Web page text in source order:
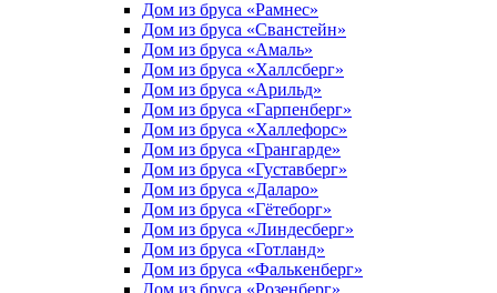
Дом из бруса «Рамнес»
Дом из бруса «Сванстейн»
Дом из бруса «Амаль»
Дом из бруса «Халлсберг»
Дом из бруса «Арильд»
Дом из бруса «Гарпенберг»
Дом из бруса «Халлефорс»
Дом из бруса «Грангарде»
Дом из бруса «Густавберг»
Дом из бруса «Даларо»
Дом из бруса «Гётеборг»
Дом из бруса «Линдесберг»
Дом из бруса «Готланд»
Дом из бруса «Фалькенберг»
Дом из бруса «Розенберг»